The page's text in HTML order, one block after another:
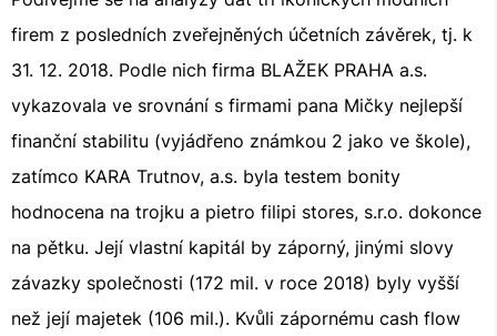
firem z posledních zveřejněných účetních závěrek, tj. k
31. 12. 2018. Podle nich firma BLAŽEK PRAHA a.s.
vykazovala ve srovnání s firmami pana Mičky nejlepší
finanční stabilitu (vyjádřeno známkou 2 jako ve škole),
zatímco KARA Trutnov, a.s. byla testem bonity
hodnocena na trojku a pietro filipi stores, s.r.o. dokonce
na pětku. Její vlastní kapitál by záporný, jinými slovy
závazky společnosti (172 mil. v roce 2018) byly vyšší
než její majetek (106 mil.). Kvůli zápornému cash flow